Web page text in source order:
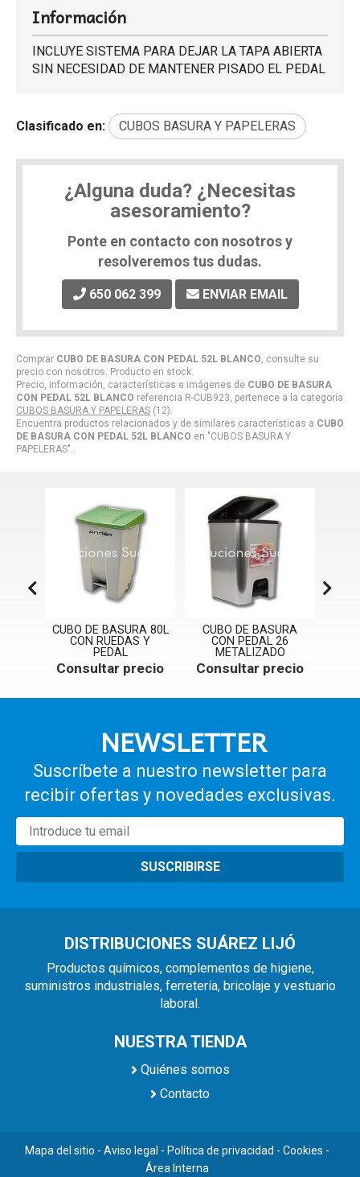
Comprar CUBO DE BASURA CON PEDAL 52L BLANCO, consulte su
precio con nosotros. Producto en stock.
Precio, información, características e imágenes de CUBO DE BASURA
CON PEDAL 52L BLANCO referencia R-CUB923, pertenece a la categoría
CUBOS BASURA Y PAPELERAS (12).
Encuentra productos relacionados y de similares características a CUBO
DE BASURA CON PEDAL 52L BLANCO en "CUBOS BASURA Y
PAPELERAS".
Información
INCLUYE SISTEMA PARA DEJAR LA TAPA ABIERTA
SIN NECESIDAD DE MANTENER PISADO EL PEDAL
Clasificado en: CUBOS BASURA Y PAPELERAS
¿Alguna duda? ¿Necesitas
asesoramiento?
Ponte en contacto con nosotros y
resolveremos tus dudas.
650 062 399 ENVIAR EMAIL
CUBO DE BASURA 80L
CON RUEDAS Y
PEDAL
Consultar precio
CUBO DE BASURA
CON PEDAL 26
METALIZADO
Consultar precio
NEWSLETTER
Suscríbete a nuestro newsletter para
recibir ofertas y novedades exclusivas.
SUSCRIBIRSE
DISTRIBUCIONES SUÁREZ LIJÓ
Productos químicos, complementos de higiene,
suministros industriales, ferretería, bricolaje y vestuario
laboral.
NUESTRA TIENDA
Quiénes somos
Contacto
Mapa del sitio - Aviso legal - Política de privacidad - Cookies -
Área Interna